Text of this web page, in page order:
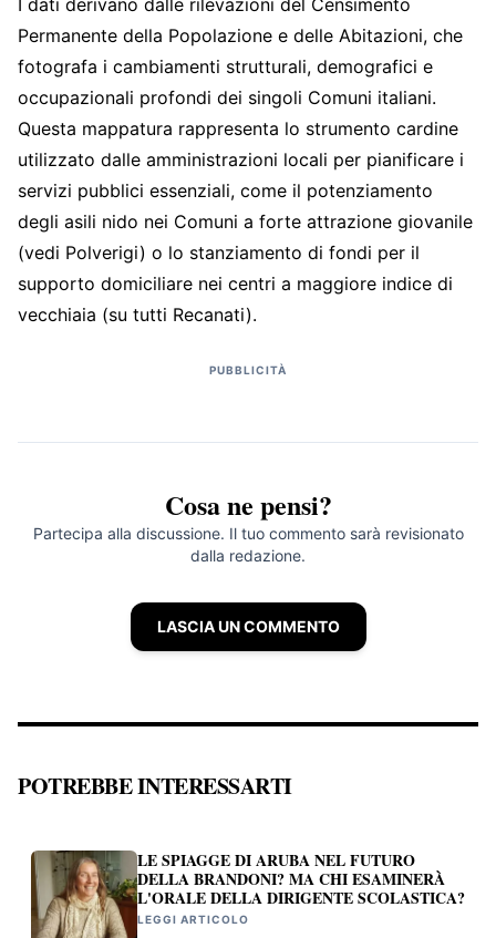
I dati derivano dalle rilevazioni del Censimento
Permanente della Popolazione e delle Abitazioni, che
fotografa i cambiamenti strutturali, demografici e
occupazionali profondi dei singoli Comuni italiani.
Questa mappatura rappresenta lo strumento cardine
utilizzato dalle amministrazioni locali per pianificare i
servizi pubblici essenziali, come il potenziamento
degli asili nido nei Comuni a forte attrazione giovanile
(vedi Polverigi) o lo stanziamento di fondi per il
supporto domiciliare nei centri a maggiore indice di
vecchiaia (su tutti Recanati).
PUBBLICITÀ
Cosa ne pensi?
Partecipa alla discussione. Il tuo commento sarà revisionato
dalla redazione.
LASCIA UN COMMENTO
POTREBBE INTERESSARTI
LE SPIAGGE DI ARUBA NEL FUTURO
DELLA BRANDONI? MA CHI ESAMINERÀ
L'ORALE DELLA DIRIGENTE SCOLASTICA?
LEGGI ARTICOLO